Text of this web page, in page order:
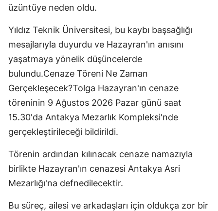
üzüntüye neden oldu.
Yıldız Teknik Üniversitesi, bu kaybı başsağlığı
mesajlarıyla duyurdu ve Hazayran'ın anısını
yaşatmaya yönelik düşüncelerde
bulundu.Cenaze Töreni Ne Zaman
Gerçekleşecek?Tolga Hazayran'ın cenaze
töreninin 9 Ağustos 2026 Pazar günü saat
15.30'da Antakya Mezarlık Kompleksi'nde
gerçekleştirileceği bildirildi.
Törenin ardından kılınacak cenaze namazıyla
birlikte Hazayran'ın cenazesi Antakya Asri
Mezarlığı'na defnedilecektir.
Bu süreç, ailesi ve arkadaşları için oldukça zor bir